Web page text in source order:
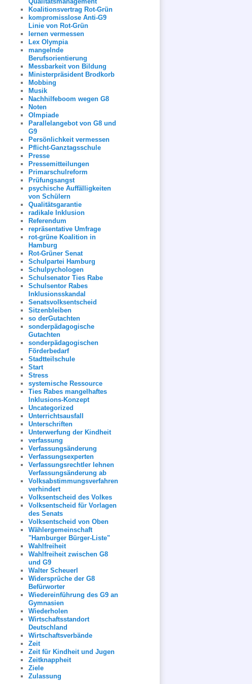
Koalitionsvertrag Rot-Grün
kompromisslose Anti-G9
Linie von Rot-Grün
lernen vermessen
Lex Olympia
mangelnde
Berufsorientierung
Messbarkeit von Bildung
Ministerpräsident Brodkorb
Mobbing
Musik
Nachhilfeboom wegen G8
Noten
Olmpiade
Parallelangebot von G8 und
G9
Persönlichkeit vermessen
Pflicht-Ganztagsschule
Presse
Pressemitteilungen
Primarschulreform
Prüfungsangst
psychische Auffälligkeiten
von Schülern
Qualitätsgarantie
radikale Inklusion
Referendum
repräsentative Umfrage
rot-grüne Koalition in
Hamburg
Rot-Grüner Senat
Schulpartei Hamburg
Schulpychologen
Schulsenator Ties Rabe
Schulsentor Rabes
Inklusionsskandal
Senatsvolksentscheid
Sitzenbleiben
so derGutachten
sonderpädagogische
Gutachten
sonderpädagogischen
Förderbedarf
Stadtteilschule
Start
Stress
systemische Ressource
Ties Rabes mangelhaftes
Inklusions-Konzept
Uncategorized
Unterrichtsausfall
Unterschriften
Unterwerfung der Kindheit
verfassung
Verfassungsänderung
Verfassungsexperten
Verfassungsrechtler lehnen
Verfassungsänderung ab
Volksabstimmungsverfahren
verhindert
Volksentscheid des Volkes
Volksentscheid für Vorlagen
des Senats
Volksentscheid von Oben
Wählergemeinschaft
"Hamburger Bürger-Liste"
Wahlfreiheit
Wahlfreiheit zwischen G8
und G9
Walter Scheuerl
Widersprüche der G8
Befürworter
Wiedereinführung des G9 an
Gymnasien
Wiederholen
Wirtschaftsstandort
Deutschland
Wirtschaftsverbände
Zeit
Zeit für Kindheit und Jugen
Zeitknappheit
Ziele
Zulassung